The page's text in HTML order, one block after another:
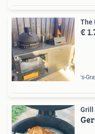
The
€
's-
Grill